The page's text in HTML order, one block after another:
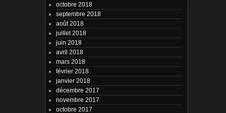
octobre 2018
septembre 2018
août 2018
juillet 2018
juin 2018
avril 2018
mars 2018
février 2018
janvier 2018
décembre 2017
novembre 2017
octobre 2017